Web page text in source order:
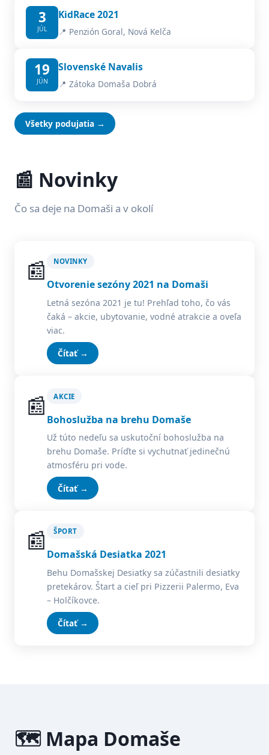
3
JÚL
KidRace 2021
📍 Penzión Goral, Nová Kelča
19
JÚN
Slovenské Navalis
📍 Zátoka Domaša Dobrá
Všetky podujatia →
📰 Novinky
Čo sa deje na Domaši a v okolí
📰 NOVINKY
Otvorenie sezóny 2021 na Domaši
Letná sezóna 2021 je tu! Prehľad toho, čo vás
čaká – akcie, ubytovanie, vodné atrakcie a oveľa
viac.
Čítať →
📰 AKCIE
Bohoslužba na brehu Domaše
Už túto nedeľu sa uskutoční bohoslužba na
brehu Domaše. Príďte si vychutnať jedinečnú
atmosféru pri vode.
Čítať →
📰 ŠPORT
Domašská Desiatka 2021
Behu Domašskej Desiatky sa zúčastnili desiatky
pretekárov. Štart a cieľ pri Pizzerii Palermo, Eva
– Holčíkovce.
Čítať →
🗺️ Mapa Domaše